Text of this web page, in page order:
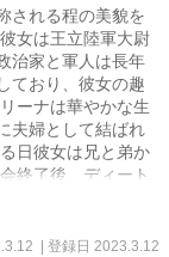
される程の美貌を
女は王立陸軍大尉
治家と軍人は長年
ており、彼女の趣
ーナは華やかな生
夫婦として結ばれ
日彼女は兄と弟か
終了後、ディート
しまって……？
| 登録日 2023.3.12